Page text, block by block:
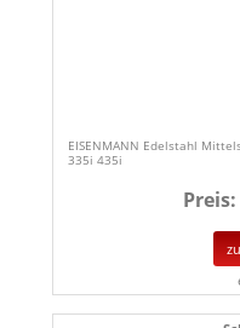
EISENMANN Edelstahl
335i 435i
Preis: